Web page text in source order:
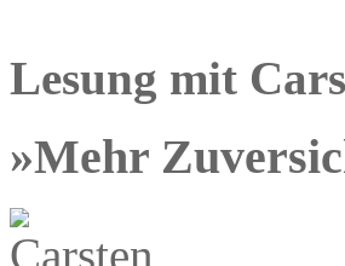
Lesung mit
»Mehr